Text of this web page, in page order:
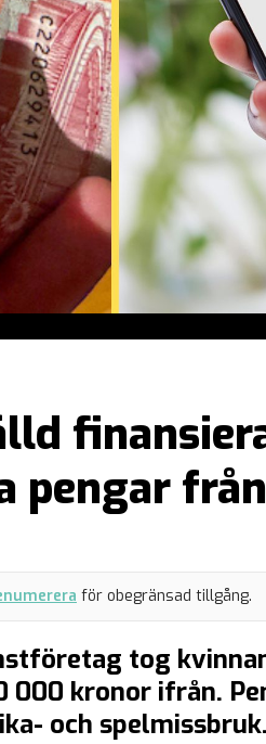
pengar
för obegränsad tillgång.
tog
000 kronor ifrån.
och